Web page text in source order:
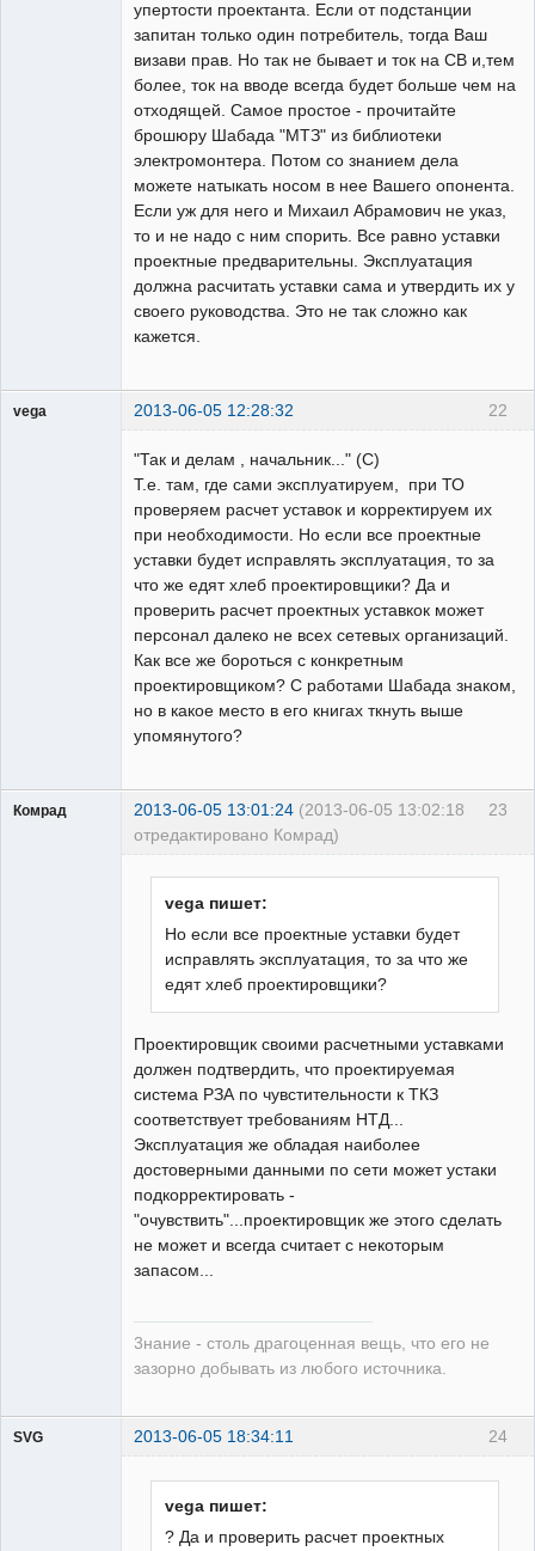
упертости проектанта. Если от подстанции
запитан только один потребитель, тогда Ваш
визави прав. Но так не бывает и ток на СВ и,тем
более, ток на вводе всегда будет больше чем на
отходящей. Самое простое - прочитайте
брошюру Шабада "МТЗ" из библиотеки
электромонтера. Потом со знанием дела
можете натыкать носом в нее Вашего опонента.
Если уж для него и Михаил Абрамович не указ,
то и не надо с ним спорить. Все равно уставки
проектные предварительны. Эксплуатация
должна расчитать уставки сама и утвердить их у
своего руководства. Это не так сложно как
кажется.
22
vega 2013-06-05 12:28:32
"Так и делам , начальник..." (С)
Т.е. там, где сами эксплуатируем, при ТО
проверяем расчет уставок и корректируем их
при необходимости. Но если все проектные
уставки будет исправлять эксплуатация, то за
что же едят хлеб проектировщики? Да и
проверить расчет проектных уставкок может
персонал далеко не всех сетевых организаций.
Как все же бороться с конкретным
проектировщиком? С работами Шабада знаком,
но в какое место в его книгах ткнуть выше
упомянутого?
23
Комрад 2013-06-05 13:01:24 (2013-06-05 13:02:18
отредактировано Комрад)
vega пишет:
Но если все проектные уставки будет
исправлять эксплуатация, то за что же
едят хлеб проектировщики?
Проектировщик своими расчетными уставками
должен подтвердить, что проектируемая
система РЗА по чувстительности к ТКЗ
соответствует требованиям НТД...
Эксплуатация же обладая наиболее
достоверными данными по сети может устаки
подкорректировать -
"очувствить"...проектировщик же этого сделать
не может и всегда считает с некоторым
запасом...
3нание - столь драгоценная вещь, что его не
зазорно добывать из любого источника.
24
SVG 2013-06-05 18:34:11
vega пишет:
? Да и проверить расчет проектных